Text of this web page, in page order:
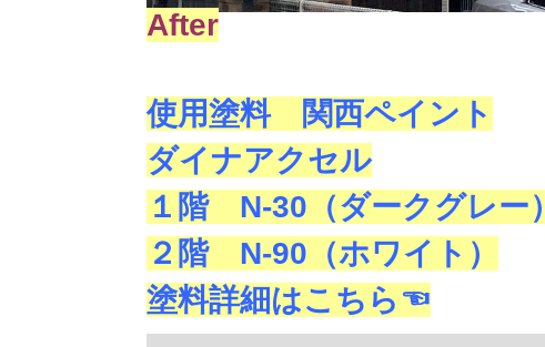
After
使用塗料 関西ペイント
ダイナアクセル
１階 N-30（ダークグレー）
２階 N-90（ホワイト）
塗料詳細はこちら☜